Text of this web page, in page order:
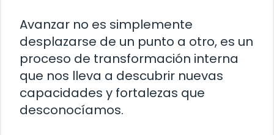
Avanzar no es simplemente
desplazarse de un punto a otro, es un
proceso de transformación interna
que nos lleva a descubrir nuevas
capacidades y fortalezas que
desconocíamos.